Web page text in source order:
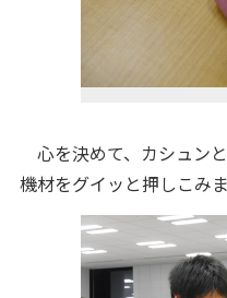
心を決めて、カシュン
機材をグイッと押しこみま